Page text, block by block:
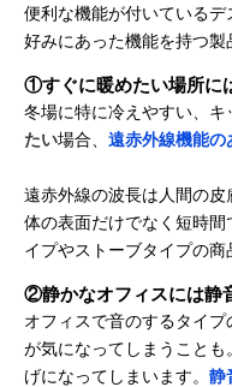
便利な機能が付いている
好みにあった機能を持つ製
①すぐに暖めたい場所に
冬場に特に冷えやすい、
たい場合、 遠赤外線機能の
遠赤外線の波長は人間の皮
体の表面だけでなく短時
イプやストーブタイプの商
②静かなオフィスには静
オフィスで音のするタイ
が気になってしまうこと
げになってしまいます。 静